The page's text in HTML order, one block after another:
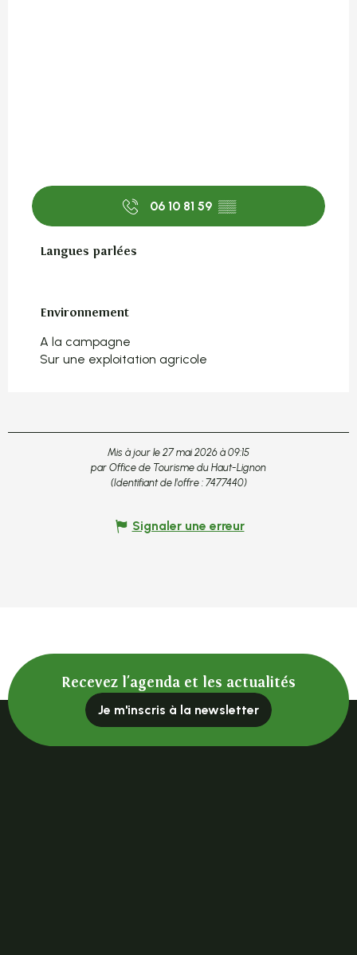
06 10 81 59 ▒▒
Langues parlées
Langues parlées
Environnement
Environnement
A la campagne
Sur une exploitation agricole
Mis à jour le 27 mai 2026 à 09:15
par Office de Tourisme du Haut-Lignon
(Identifiant de l'offre : 7477440)
Signaler une erreur
Recevez l'agenda et les actualités
Je m'inscris à la newsletter